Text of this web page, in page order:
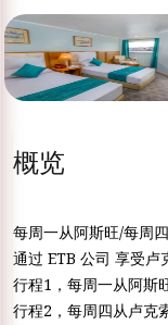
概览
每周一从阿斯旺/每周
通过 ETB 公司 享受卢
行程1，每周一从阿斯
行程2，每周四从卢克